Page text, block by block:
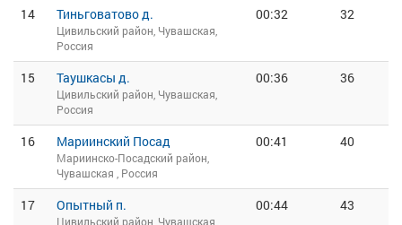
14 Тиньговатово д.
Цивильский район, Чувашская,
Россия
00:32 32
15 Таушкасы д.
Цивильский район, Чувашская,
Россия
00:36 36
16 Мариинский Посад
Мариинско-Посадский район,
Чувашская , Россия
00:41 40
17 Опытный п.
Цивильский район, Чувашская ,
00:44 43